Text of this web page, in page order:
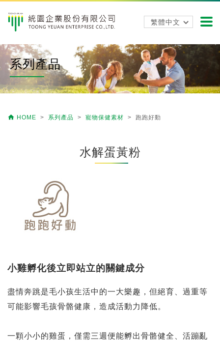
系列產品
 HOME > 系列產品 > 寵物保健素材 > 跑跑好動
水解蛋黃粉
小雞孵化後立即站立的關鍵成分
盡情奔跳是毛小孩生活中的一大樂趣，但絕育、過重等
可能影響毛孩骨骼健康，造成活動力降低。
一顆小小的雞蛋，僅需三週便能孵出骨骼健全、活蹦亂